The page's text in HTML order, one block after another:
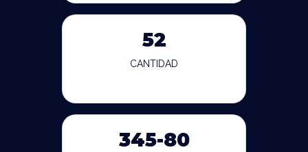
52
CANTIDAD
345-80